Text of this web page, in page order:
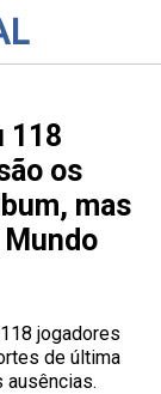
118
os
mas
Mundo
jogadores
de última
ausências.